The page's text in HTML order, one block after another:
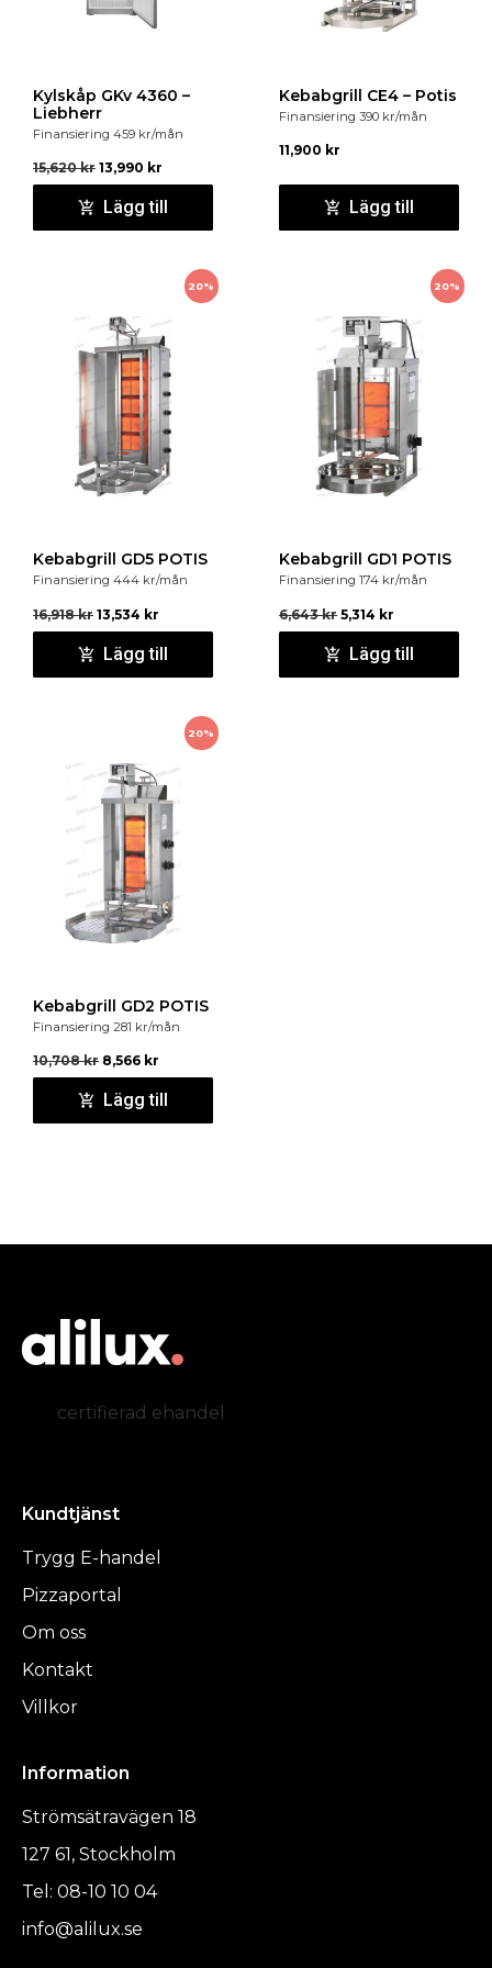
6030.0058
1878500, MA1878500
66111500, 661.115.00
55.32562.822
Alpeninox:
Juno:
0375187417,
051626Zanussi:
0375187417, 051626
Electrolux:0375187417, 051626
DitoSama: 0375187417, 051626 King:
051626Therma:0375187417, 051626
Kylskåp GKv 4360 –
Liebherr
Finansiering 459 kr/mån
15,620kr 13,990 kr
Lägg till
Kebabgrill CE4 – Potis
Finansiering 390 kr/mån
11,900 kr
Lägg till
20%
Kebabgrill GD5 POTIS
Finansiering 444 kr/mån
16,918kr 13,534 kr
Lägg till
20%
Kebabgrill GD1 POTIS
Finansiering 174 kr/mån
6,643kr 5,314 kr
Lägg till
20%
Kebabgrill GD2 POTIS
Finansiering 281 kr/mån
10,708kr 8,566 kr
Lägg till
certifierad ehandel
Kundtjänst
Trygg E-handel
Pizzaportal
Om oss
Kontakt
Villkor
Information
Strömsätravägen 18
127 61, Stockholm
Tel: 08-10 10 04
info@alilux.se